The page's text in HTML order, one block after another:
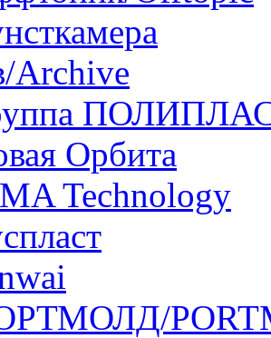
Archive
Орбита
Technology